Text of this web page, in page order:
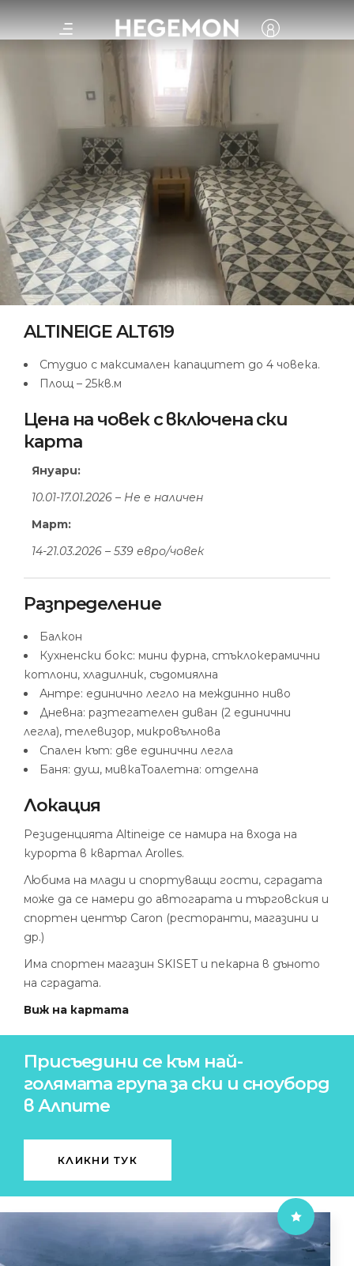
ALTINEIGE ALT619
Студио с максимален капацитет до 4 човека.
Площ – 25кв.м
Цена на човек с включена ски
карта
Януари:
10.01-17.01.2026 – Не е наличен
Март:
14-21.03.2026 – 539 евро/човек
Разпределение
Балкон
Кухненски бокс: мини фурна, стъклокерамични
котлони, хладилник, съдомиялна
Антре: единично легло на междинно ниво
Дневна: разтегателен диван (2 единични
легла), телевизор, микровълнова
Спален кът: две единични легла
Баня: душ, мивкаТоалетна: отделна
Локация
Резиденцията Altineige се намира на входа на
курорта в квартал Arolles.
Любима на млади и спортуващи гости, сградата
може да се намери до автогарата и търговския и
спортен център Caron (ресторанти, магазини и
др.)
Има спортен магазин SKISET и пекарна в дъното
на сградата.
Виж на картата
Присъедини се към най-
голямата група за ски и сноуборд
в Алпите
КЛИКНИ ТУК